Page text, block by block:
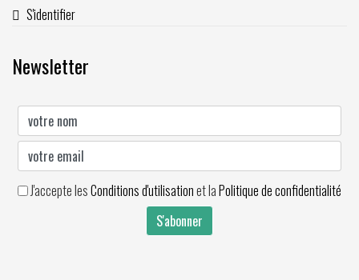
S'identifier
Newsletter
J'accepte lesConditions d'utilisationet laPolitique de confidentialité